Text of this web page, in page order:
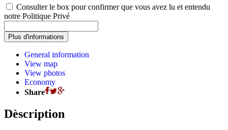
Consulter le box pour confirmer que vous avez lu et entendu
notre Politique Privé
General information
View map
View photos
Economy
Share
Dèscription